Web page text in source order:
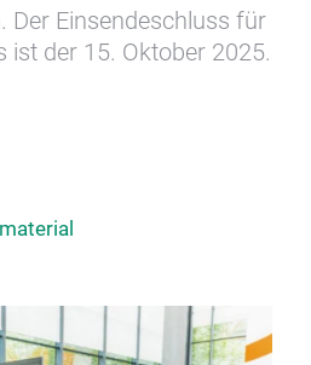
Der Einsendeschluss für
ist der 15. Oktober 2025.